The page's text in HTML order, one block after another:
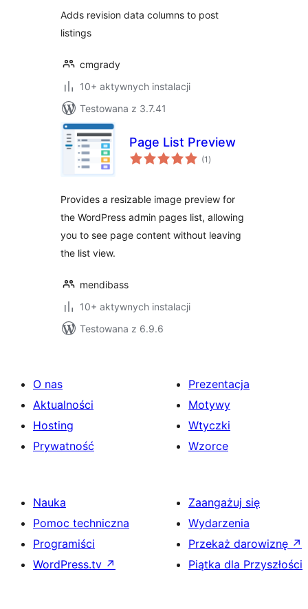
Adds revision data columns to post
listings
cmgrady
10+ aktywnych instalacji
Testowana z 3.7.41
Page List Preview
(1 wszystkich
ocen
)
Provides a resizable image preview for
the WordPress admin pages list, allowing
you to see page content without leaving
the list view.
mendibass
10+ aktywnych instalacji
Testowana z 6.9.6
O nas
Aktualności
Hosting
Prywatność
Prezentacja
Motywy
Wtyczki
Wzorce
Nauka
Pomoc techniczna
Programiści
WordPress.tv ↗
Zaangażuj się
Wydarzenia
Przekaż darowiznę ↗
Piątka dla Przyszłości